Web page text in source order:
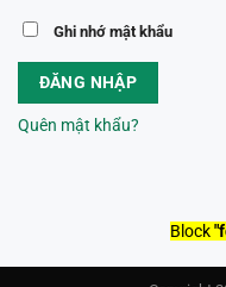
Ghi nhớ mật khẩu
ĐĂNG NHẬP
Quên mật khẩu?
Block